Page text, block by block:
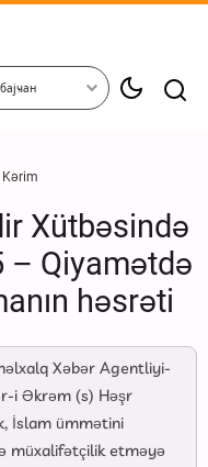
Xütbəsində
Qiyamətdə
həsrəti
Xəbər Agentliyi-
i Əkrəm (s) Həşr
İslam ümmətini
müxalifətçilik etməyə